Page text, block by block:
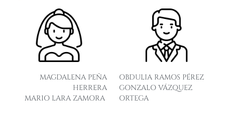
MAGDALENA PEÑA
HERRERA
MARIO LARA ZAMORA
OBDULIA RAMOS PÉREZ
GONZALO VÁZQUEZ
ORTEGA